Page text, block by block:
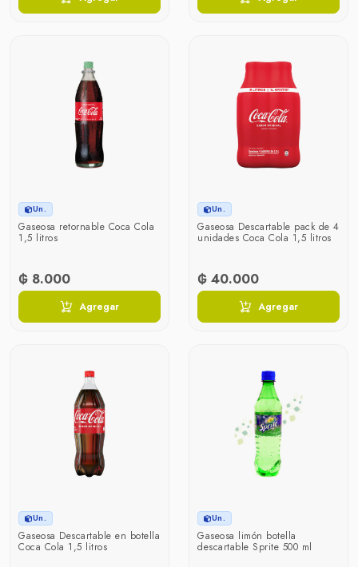
Un.
Gaseosa retornable Coca Cola
1,5 litros
₲ 8.000
Agregar
Un.
Gaseosa Descartable pack de 4
unidades Coca Cola 1,5 litros
₲ 40.000
Agregar
Un.
Gaseosa Descartable en botella
Coca Cola 1,5 litros
Un.
Gaseosa limón botella
descartable Sprite 500 ml